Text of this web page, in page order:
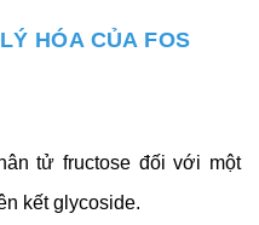
HÓA CỦA FOS
tử fructose đối với một
kết glycoside.